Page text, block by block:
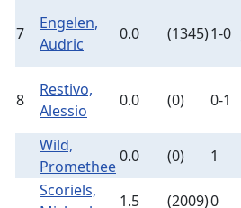
7
Engelen,
Audric
0.0 (1345)1-0
8
Restivo,
Alessio
0.0 (0) 0-1
Wild,
Promethee
0.0 (0) 1
Scoriels,
1.5 (2009)0